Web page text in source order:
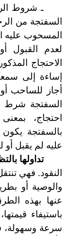
ـ شروط
السفتجة من
المسحوب عليه
لعدم القبول
الاحتجاج
إساءة إلى
أجاز للساحب
السفتجة
احتجاج،
بالسفتجة
عليه لم يقبل
تداولها
النقود. فهي
والوصية أو
عنها بهذه
باستيفاء
سرعة وسهولة،